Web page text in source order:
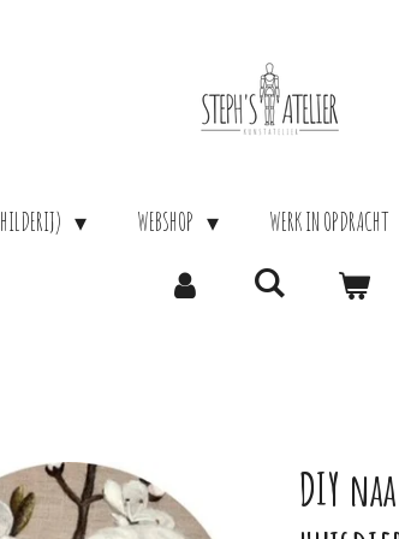
WEBSHOP WERK IN OPDRACHT
DIY